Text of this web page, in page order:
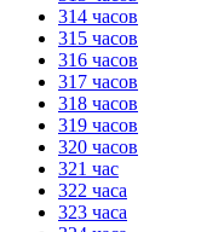
314 часов
315 часов
316 часов
317 часов
318 часов
319 часов
320 часов
321 час
322 часа
323 часа